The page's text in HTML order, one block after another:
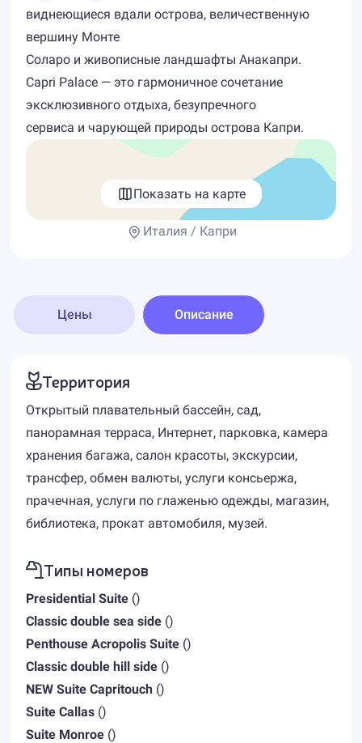
виднеющиеся вдали острова, величественную
вершину Монте
Соларо и живописные ландшафты Анакапри.
Capri Palace — это гармоничное сочетание
эксклюзивного отдыха, безупречного
сервиса и чарующей природы острова Капри.
Показать на карте
Италия / Капри
Цены Описание
Территория
Открытый плавательный бассейн, сад,
панорамная терраса, Интернет, парковка, камера
хранения багажа, салон красоты, экскурсии,
трансфер, обмен валюты, услуги консьержа,
прачечная, услуги по глаженью одежды, магазин,
библиотека, прокат автомобиля, музей.
Типы номеров
Presidential Suite ()
Classic double sea side ()
Penthouse Acropolis Suite ()
Classic double hill side ()
NEW Suite Capritouch ()
Suite Callas ()
Suite Monroe ()